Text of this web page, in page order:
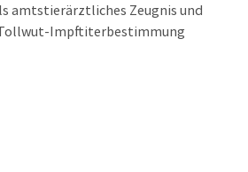
amtstierärztliches Zeugnis und
Impftiterbestimmung